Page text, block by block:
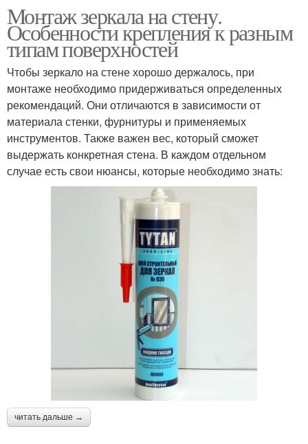
Монтаж зеркала на стену.
Особенности крепления к разным
типам поверхностей
Чтобы зеркало на стене хорошо держалось, при
монтаже необходимо придерживаться определенных
рекомендаций. Они отличаются в зависимости от
материала стенки, фурнитуры и применяемых
инструментов. Также важен вес, который сможет
выдержать конкретная стена. В каждом отдельном
случае есть свои нюансы, которые необходимо знать:
читать дальше →